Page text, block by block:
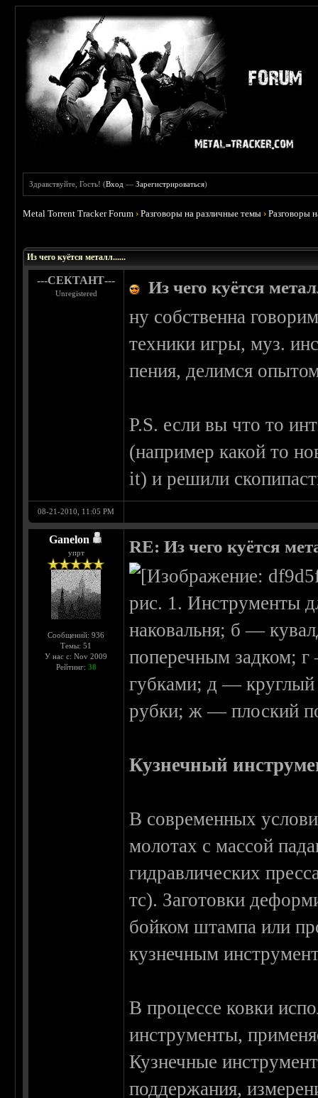
Здравствуйте, Гость! (Вход —Зарегистрироваться)
Metal Torrent Tracker Forum ›Разговоры на различные темы ›Разговоры
Из чего куётся металл......
---СЕКТАНТ---
Unregistered Из чего куётся
ну собственна
техники игры, муз.
пения, делимся
P.S. если вы что то
(например какой то
it) и решили
08-21-2010, 11:05 PM
Ganelon
упрт
Сообщений: 936
Темы: 51
У нас с: Nov 2009
Рейтинг: 38
RE: Из чего куётся
рис. 1. Инструменты
наковальня; б —
поперечным задком;
губками; д — круглый
рубки; ж — плоский
Кузнечный
В современных
молотах с массой
гидравлических
тс). Заготовки
бойком штампа или
кузнечным
В процессе ковки
инструменты,
Кузнечные
поддержания,